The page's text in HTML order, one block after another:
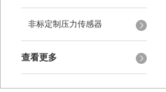
非标定制压力传感器
查看更多